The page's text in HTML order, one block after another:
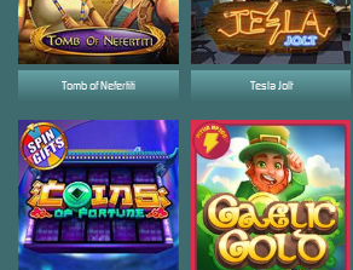
Tomb of Nefertiti Tesla Jolt